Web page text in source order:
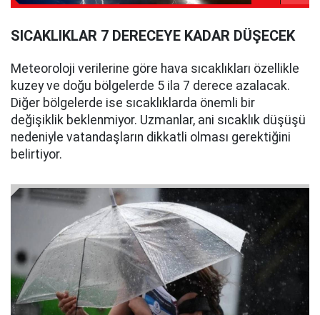
SICAKLIKLAR 7 DERECEYE KADAR DÜŞECEK
Meteoroloji verilerine göre hava sıcaklıkları özellikle
kuzey ve doğu bölgelerde 5 ila 7 derece azalacak.
Diğer bölgelerde ise sıcaklıklarda önemli bir
değişiklik beklenmiyor. Uzmanlar, ani sıcaklık düşüşü
nedeniyle vatandaşların dikkatli olması gerektiğini
belirtiyor.